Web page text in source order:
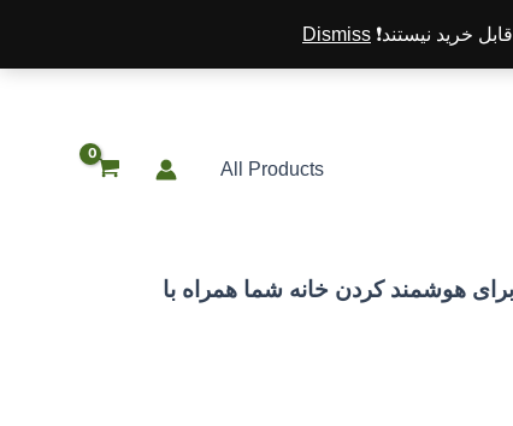
All Products
هوشمند کردن خانه شما همراه با
خرید نیستند❗️ Dismiss